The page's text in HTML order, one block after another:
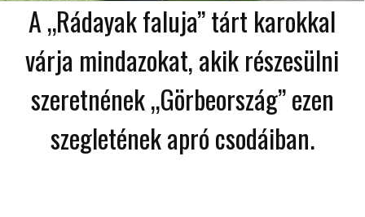
A „Rádayak faluja” tárt karokkal
várja mindazokat, akik részesülni
szeretnének „Görbeország” ezen
szegletének apró csodáiban.